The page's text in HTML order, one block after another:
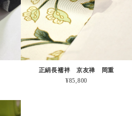
正絹長襦袢 京友禅 岡重
¥85,800